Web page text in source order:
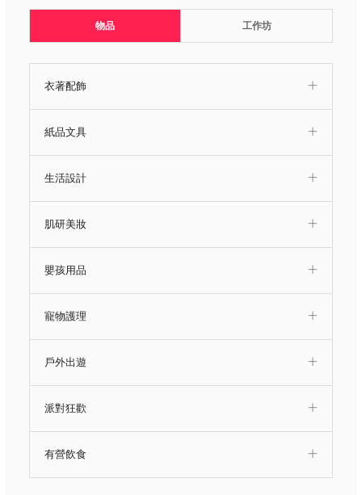
物品 工作坊
衣著配飾
紙品文具
生活設計
肌研美妝
嬰孩用品
寵物護理
戶外出遊
派對狂歡
有營飲食